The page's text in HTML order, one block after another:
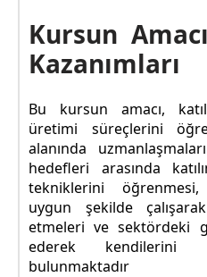
Kursun
Kazanımları
Bu kursun amacı,
üretimi süreçlerini
alanında
hedefleri arasında
tekniklerini
uygun şekilde
etmeleri ve sektördeki
ederek kendilerini
bulunmaktadır